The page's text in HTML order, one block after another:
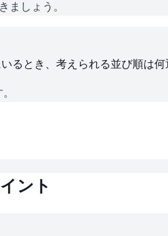
ましょう。
るとき、考えられる並び順は何
ント